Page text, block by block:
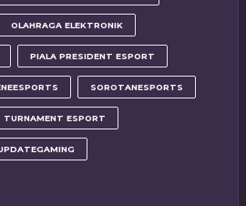
OLAHRAGA ELEKTRONIK
PIALA PRESIDENT ESPORT
SOROTANESPORTS
TURNAMENT ESPORT